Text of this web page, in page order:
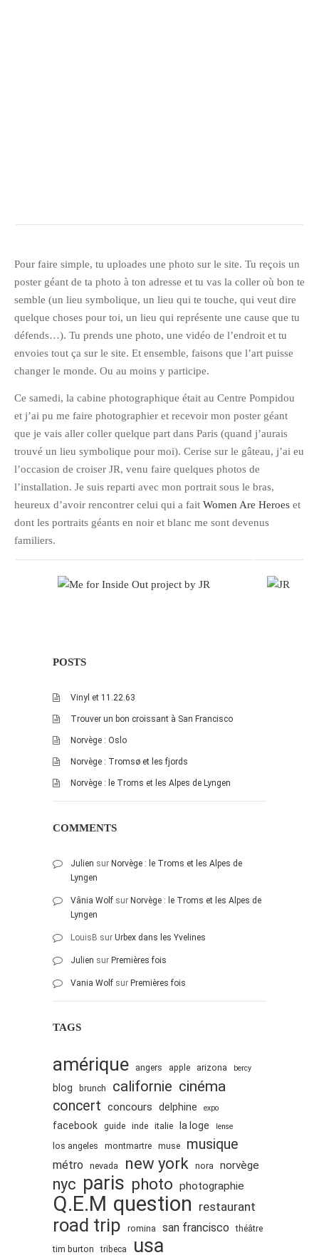
août 2009
juillet 2009
juin 2009
mai 2009
février 2009
décembre 2008
novembre 2008
octobre 2008
Pour faire simple, tu uploades une photo sur le site. Tu reçois un
poster géant de ta photo à ton adresse et tu vas la coller où bon te
semble (un lieu symbolique, un lieu qui te touche, qui veut dire
quelque choses pour toi, un lieu qui représente une cause que tu
défends…). Tu prends une photo, une vidéo de l’endroit et tu
envoies tout ça sur le site. Et ensemble, faisons que l’art puisse
changer le monde. Ou au moins y participe.
Ce samedi, la cabine photographique était au Centre Pompidou
et j’ai pu me faire photographier et recevoir mon poster géant
que je vais aller coller quelque part dans Paris (quand j’aurais
trouvé un lieu symbolique pour moi). Cerise sur le gâteau, j’ai eu
l’occasion de croiser JR, venu faire quelques photos de
l’installation. Je suis reparti avec mon portrait sous le bras,
heureux d’avoir rencontrer celui qui a fait Women Are Heroes et
dont les portraits géants en noir et blanc me sont devenus
familiers.
POSTS
Vinyl et 11.22.63
Trouver un bon croissant à San Francisco
Norvège : Oslo
Norvège : Tromsø et les fjords
Norvège : le Troms et les Alpes de Lyngen
COMMENTS
Julien sur Norvège : le Troms et les Alpes de
Lyngen
Vânia Wolf sur Norvège : le Troms et les Alpes de
Lyngen
LouisB sur Urbex dans les Yvelines
Julien sur Premières fois
Vania Wolf sur Premières fois
TAGS
amérique angers apple arizona bercy
blog brunch californie cinéma
concert concours delphine expo
facebook guide inde italie la loge lense
los angeles montmartre muse musique
métro nevada new york nora norvège
nyc paris photo photographie
Q.E.M question restaurant
road trip romina san francisco théâtre
tim burton
tribeca usa